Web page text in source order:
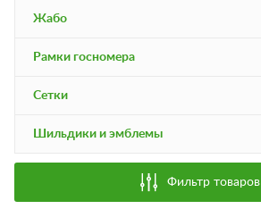
Жабо
Рамки госномера
Сетки
Шильдики и эмблемы
Фильтр товаров